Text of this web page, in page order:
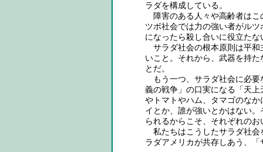
ラダを構成している。
障害のある人々や高齢者はこ
ツボ社会では力の強い者がル
になったら殺し合いに役立た
サラダ社会の根本原則は平和
いこと。それから、武器を持
とだ。
もう一つ、サラダ社会に必要
義の戦争」の口実になる「天
やトマトやハム、タマゴのな
イとか、誰が強いとかはない
られるからこそ、それぞれの
私たちはこうしたサラダ社会
ラダアメリカが共存しあう、